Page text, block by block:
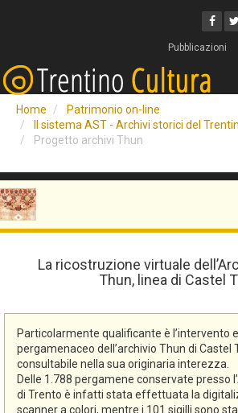
Pubblicazioni
Home
Patrimonio on-line
Il sistema AST - Archivi storici del
Progetto archivi Thun
La ricostruzione virtuale
Thun, linea di Castel
Particolarmente qualificante è
pergamenaceo dell’archivio Thun di Castel
consultabile nella sua originaria interezza.
Delle 1.788 pergamene conservate presso
di Trento è infatti stata effettuata la
scanner a colori, mentre i 101 sigilli sono